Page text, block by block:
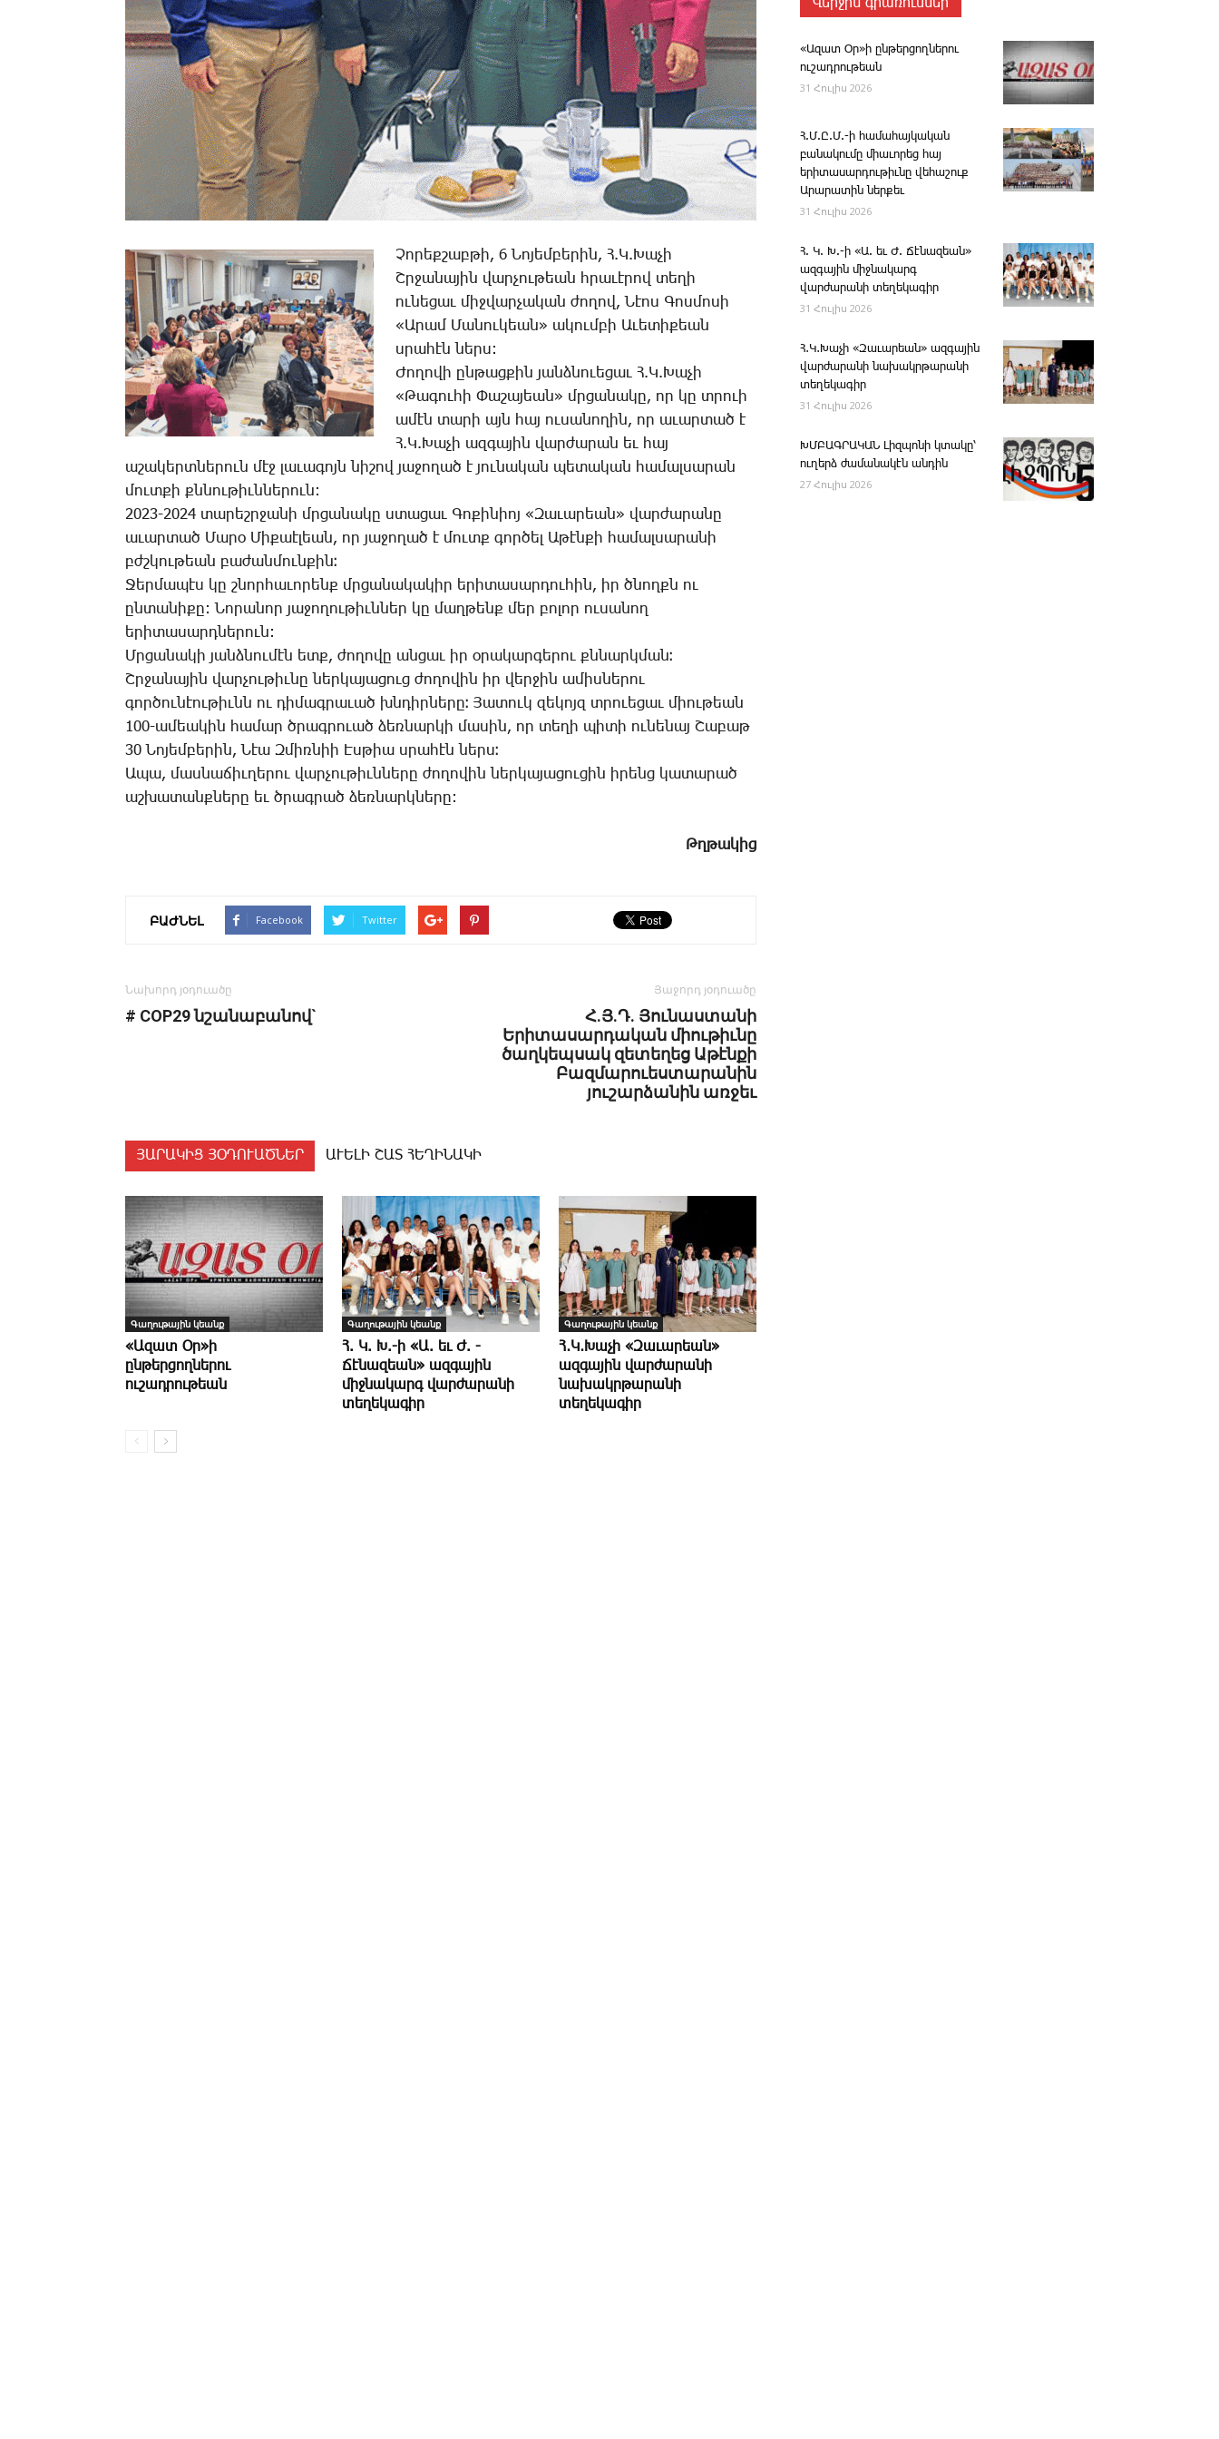
Չո­րեք­շաբ­թի, 6 ­Նո­յեմ­բե­րին, Հ.Կ.­Խա­չի
Շր­ջա­նա­յին վար­չու­թեան հրա­ւէ­րով տե­ղի
ու­նե­ցաւ միջ­վար­չա­կան ժո­ղով, ­Նէոս ­Գոս­մո­սի
«Ա­րամ ­Մա­նու­կեան» ա­կում­բի Ա­ւե­տի­քեան
սրա­հէն ներս:
­Ժո­ղո­վի ըն­թաց­քին յանձ­նո­ւե­ցաւ Հ.Կ.­Խա­չի
«­Թա­գու­հի ­Փա­շա­յեան» մրցա­նա­կը, որ կը տրո­ւի
ա­մէն տա­րի այն հայ ու­սա­նո­ղին, որ ա­ւար­տած է
Հ.Կ.­Խա­չի ազ­գա­յին վար­ժա­րան եւ հայ
ա­շա­կերտ­նե­րուն մէջ լա­ւա­գոյն նի­շով յա­ջո­ղած է յու­նա­կան պե­տա­կան հա­մալ­սա­րան
մուտ­քի քննու­թիւն­նե­րուն:
2023-2024 տա­րեշր­ջա­նի մրցա­նա­կը ստա­ցաւ ­Գո­քի­նիոյ «­Զա­ւա­րեան» վար­ժա­րա­նը
ա­ւար­տած ­Մա­րօ ­Մի­քաէ­լեան, որ յա­ջո­ղած է մուտք գոր­ծել Ա­թէն­քի հա­մալ­սա­րա­նի
բժշկու­թեան բա­ժան­մուն­քին։
­Ջեր­մա­պէս կը շնոր­հա­ւո­րենք մրցա­նա­կա­կիր ե­րի­տա­սար­դու­հին, իր ծնողքն ու
ըն­տա­նի­քը: ­Նո­րա­նոր յա­ջո­ղու­թիւն­ներ կը մաղ­թենք մեր բո­լոր ու­սա­նող
ե­րի­տա­սարդ­նե­րուն:
Մր­ցա­նա­կի յանձ­նու­մէն ետք, ժո­ղո­վը ան­ցաւ իր օ­րա­կար­գե­րու քննարկ­ման։
Շր­ջա­նա­յին վար­չու­թիւ­նը ներ­կա­յա­ցուց ժո­ղո­վին իր վեր­ջին ա­միս­նե­րու
գոր­ծու­նէու­թիւնն ու դի­մագ­րա­ւած խնդիր­նե­րը։ ­Յա­տուկ զե­կոյզ տրո­ւե­ցաւ միու­թեան
100-ա­մեա­կին հա­մար ծրագ­րո­ւած ձեռ­նար­կի մա­սին, որ տե­ղի պի­տի ու­նե­նայ ­Շա­բաթ
30 ­Նո­յեմ­բե­րին, ­Նէա Զ­միռ­նիի Էս­թիա սրա­հէն ներս։
Ա­պա, մաս­նա­ճիւ­ղե­րու վար­չու­թիւն­նե­րը ժո­ղո­վին ներ­կա­յա­ցու­ցին ի­րենց կա­տա­րած
աշ­խա­տանք­նե­րը եւ ծրագ­րած ձեռ­նարկ­նե­րը:
Թղ­թա­կից
ԲԱԺՆԵԼ Facebook Twitter
Նախորդ յօդուածը
# COP29 նշանաբանով`
Յաջորդ յօդուածը
Հ.Յ.Դ. ­Յունաստանի
Երիտասարդական միութիւնը
ծաղկեպսակ զետեղեց Աթէնքի
Բազմարուեստարանին
յուշարձանին առջեւ
ՅԱՐԱԿԻՑ ՅՕԴՈՒԱԾՆԵՐ ԱՒԵԼԻ ՇԱՏ ՀԵՂԻՆԱԿԻ
Գաղութային կեանք
«Ազատ Օր»ի
ընթերցողներու
ուշադրութեան
Գաղութային կեանք
Հ. Կ. Խ.-ի «Ա. եւ Ժ. ­
Ճէնազեան» ազգային
միջնակարգ վարժարանի
տեղեկագիր
Գաղութային կեանք
Հ․Կ․Խաչի «Զաւարեան»
ազգային վարժարանի
նախակրթարանի
տեղեկագիր
Վերջին գրառումներ
«Ազատ Օր»ի ընթերցողներու
ուշադրութեան
31 Հուլիս 2026
Հ.Մ.Ը.Մ.-ի համահայկական
բանակումը միաւորեց հայ
երիտասարդութիւնը վեհաշուք
Արարատին ներքեւ
31 Հուլիս 2026
Հ. Կ. Խ.-ի «Ա. եւ Ժ. ­Ճէնազեան»
ազգային միջնակարգ
վարժարանի տեղեկագիր
31 Հուլիս 2026
Հ․Կ․Խաչի «Զաւարեան» ազգային
վարժարանի նախակրթարանի
տեղեկագիր
31 Հուլիս 2026
ԽՄԲԱԳՐԱԿԱՆ ­Լիզպոնի կտակը՝
ուղերձ ժամանակէն անդին
27 Հուլիս 2026